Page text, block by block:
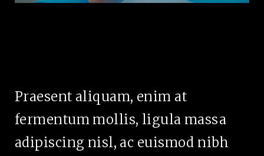
Praesent aliquam, enim at
fermentum mollis, ligula massa
adipiscing nisl, ac euismod nibh